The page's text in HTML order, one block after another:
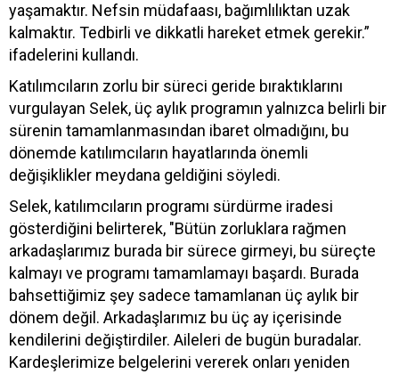
yaşamaktır. Nefsin müdafaası, bağımlılıktan uzak
kalmaktır. Tedbirli ve dikkatli hareket etmek gerekir.”
ifadelerini kullandı.
Katılımcıların zorlu bir süreci geride bıraktıklarını
vurgulayan Selek, üç aylık programın yalnızca belirli bir
sürenin tamamlanmasından ibaret olmadığını, bu
dönemde katılımcıların hayatlarında önemli
değişiklikler meydana geldiğini söyledi.
Selek, katılımcıların programı sürdürme iradesi
gösterdiğini belirterek, "Bütün zorluklara rağmen
arkadaşlarımız burada bir sürece girmeyi, bu süreçte
kalmayı ve programı tamamlamayı başardı. Burada
bahsettiğimiz şey sadece tamamlanan üç aylık bir
dönem değil. Arkadaşlarımız bu üç ay içerisinde
kendilerini değiştirdiler. Aileleri de bugün buradalar.
Kardeşlerimize belgelerini vererek onları yeniden